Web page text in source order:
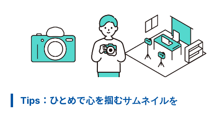
Tips：ひとめで心を掴むサムネイルを